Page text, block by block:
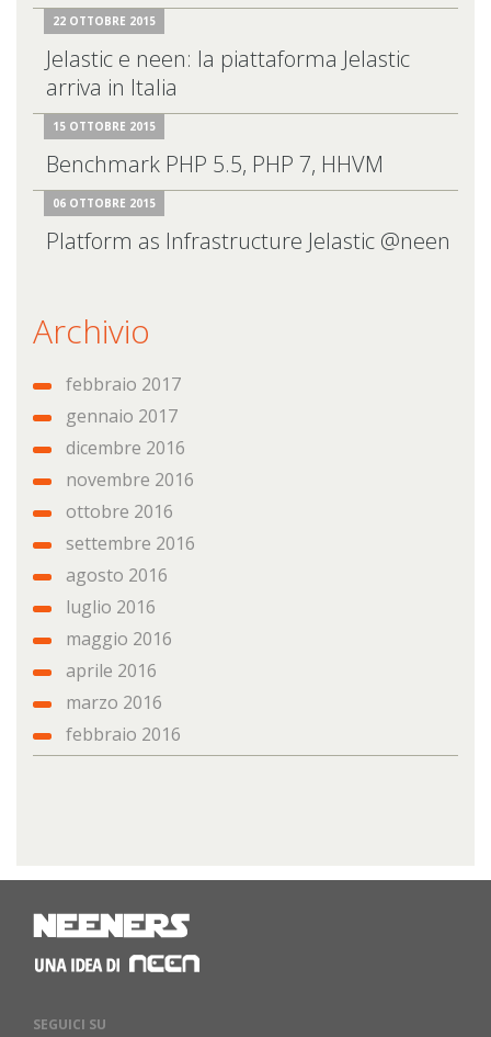
22 OTTOBRE 2015
Jelastic e neen: la piattaforma Jelastic
arriva in Italia
15 OTTOBRE 2015
Benchmark PHP 5.5, PHP 7, HHVM
06 OTTOBRE 2015
Platform as Infrastructure Jelastic @neen
Archivio
febbraio 2017
gennaio 2017
dicembre 2016
novembre 2016
ottobre 2016
settembre 2016
agosto 2016
luglio 2016
maggio 2016
aprile 2016
marzo 2016
febbraio 2016
SEGUICI SU